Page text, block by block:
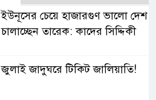
ইউনূসের চেয়ে হাজারগুণ ভালো দেশ
চালাচ্ছেন তারেক: কাদের সিদ্দিকী
জুলাই জাদুঘরে টিকিট জালিয়াতি!